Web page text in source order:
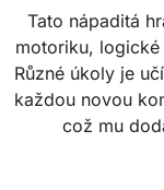
Tato nápaditá
motoriku,
Různé úkoly je
každou novou
což mu